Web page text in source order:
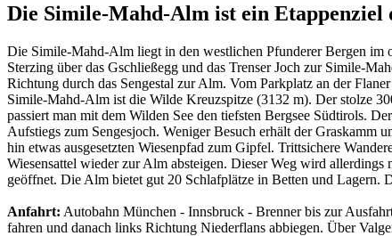
Die Simile-Mahd-Alm ist ein Etappenziel
Die Simile-Mahd-Alm liegt in den westlichen Pfunderer Bergen im
Sterzing über das Gschließegg und das Trenser Joch zur Simile-
Richtung durch das Sengestal zur Alm. Vom Parkplatz an der
Simile-Mahd-Alm ist die Wilde Kreuzspitze (3132 m). Der stolze
passiert man mit dem Wilden See den tiefsten Bergsee Südtirols.
Aufstiegs zum Sengesjoch. Weniger Besuch erhält der Graskamm
hin etwas ausgesetzten Wiesenpfad zum Gipfel. Trittsichere
Wiesensattel wieder zur Alm absteigen. Dieser Weg wird
geöffnet. Die Alm bietet gut 20 Schlafplätze in Betten und Lagern.
Anfahrt: Autobahn München - Innsbruck - Brenner bis zur
fahren und danach links Richtung Niederflans abbiegen. Über